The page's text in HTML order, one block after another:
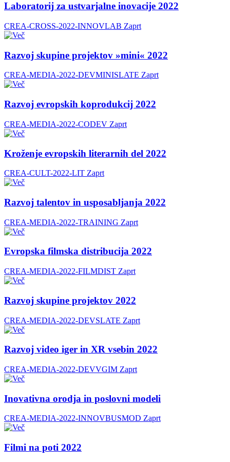
Laboratorij za ustvarjalne inovacije 2022
CREA-CROSS-2022-INNOVLAB Zaprt
Razvoj skupine projektov »mini« 2022
CREA-MEDIA-2022-DEVMINISLATE Zaprt
Razvoj evropskih koprodukcij 2022
CREA-MEDIA-2022-CODEV Zaprt
Kroženje evropskih literarnih del 2022
CREA-CULT-2022-LIT Zaprt
Razvoj talentov in usposabljanja 2022
CREA-MEDIA-2022-TRAINING Zaprt
Evropska filmska distribucija 2022
CREA-MEDIA-2022-FILMDIST Zaprt
Razvoj skupine projektov 2022
CREA-MEDIA-2022-DEVSLATE Zaprt
Razvoj video iger in XR vsebin 2022
CREA-MEDIA-2022-DEVVGIM Zaprt
Inovativna orodja in poslovni modeli
CREA-MEDIA-2022-INNOVBUSMOD Zaprt
Filmi na poti 2022